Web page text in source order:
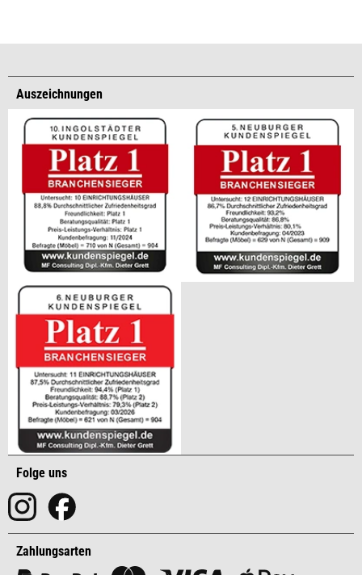
Auszeichnungen
Folge uns
Zahlungsarten